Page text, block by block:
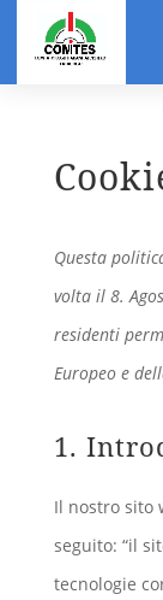
Questa
volta il 8.
residenti
Europeo e
1.
Il nostro sito
seguito: “il
tecnologie